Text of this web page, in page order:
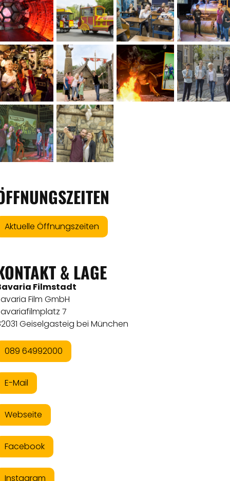
Aktuelle Öffnungszeiten
& LAGE
Filmstadt
Film GmbH
7
Geiselgasteig bei München
089 64992000
E-Mail
Webseite
Facebook
Instagram